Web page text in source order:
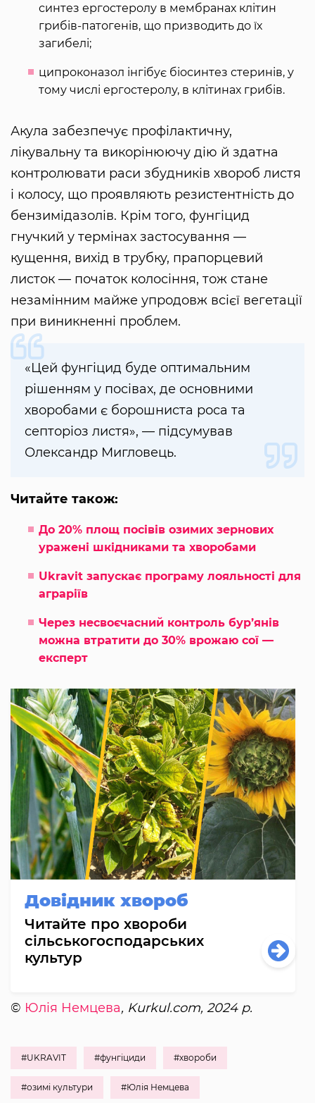
синтез ергостеролу в мембранах клітин
грибів-патогенів, що призводить до їх
загибелі;
ципроконазол інгібує біосинтез стеринів, у
тому числі ергостеролу, в клітинах грибів.
Акула забезпечує профілактичну,
лікувальну та викорінюючу дію й здатна
контролювати раси збудників хвороб листя
і колосу, що проявляють резистентність до
бензимідазолів. Крім того, фунгіцид
гнучкий у термінах застосування —
кущення, вихід в трубку, прапорцевий
листок — початок колосіння, тож стане
незамінним майже упродовж всієї вегетації
при виникненні проблем.
«Цей фунгіцид буде оптимальним
рішенням у посівах, де основними
хворобами є борошниста роса та
септоріоз листя», — підсумував
Олександр Мигловець.
Читайте також:
До 20% площ посівів озимих зернових
уражені шкідниками та хворобами
Ukravit запускає програму лояльності для
аграріїв
Через несвоєчасний контроль бур’янів
можна втратити до 30% врожаю сої —
експерт
Довідник хвороб
Читайте про хвороби
сільськогосподарських
культур
© Юлія Немцева, Kurkul.com, 2024 р.
#UKRAVIT #фунгіциди #хвороби
#озимі культури #Юлія Немцева